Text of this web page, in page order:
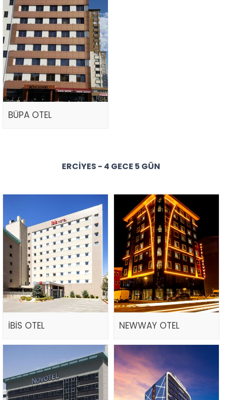
BÜPA OTEL
ERCIYES - 4 GECE 5 GÜN
İBİS OTEL NEWWAY OTEL